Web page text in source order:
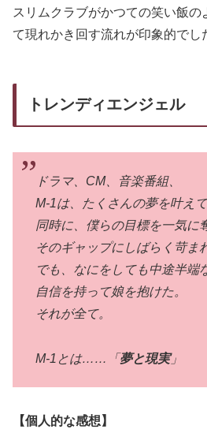
スリムクラブがかつての笑い飯の
て現れかき回す流れが印象的でし
トレンディエンジェル
ドラマ、CM、音楽番組、
M-1は、たくさんの夢を叶えて
同時に、僕らの目標を一気に
そのギャップにしばらく苛ま
でも、なにをしても中途半端
自信を持って娘を抱けた。
それが全て。
M-1とは……「 夢と現実」
【個人的な感想】